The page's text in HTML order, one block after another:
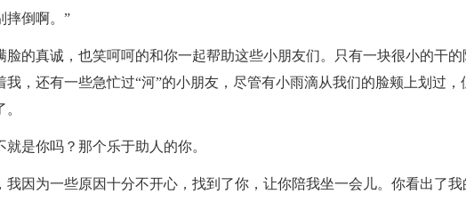
摔倒啊。”
脸的真诚，也笑呵呵的和你一起帮助这些小朋友们。只有一块很小的干的
我，还有一些急忙过“河”的小朋友，尽管有小雨滴从我们的脸颊上划过，
就是你吗？那个乐于助人的你。
我因为一些原因十分不开心，找到了你，让你陪我坐一会儿。你看出了